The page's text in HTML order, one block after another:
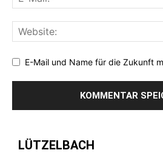
E-Mail und Name für die Zukunft
LÜTZELBACH